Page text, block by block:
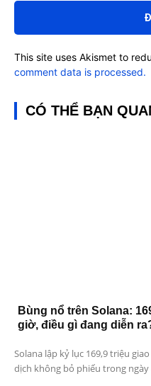
luận:
This site uses Akismet to
comment data is processed.
CÓ THỂ BẠN
Bùng nổ trên Solana:
giờ, điều gì đang diễn
Solana lập kỷ lục 169,9 triệu
dịch không bỏ phiếu trong ngày